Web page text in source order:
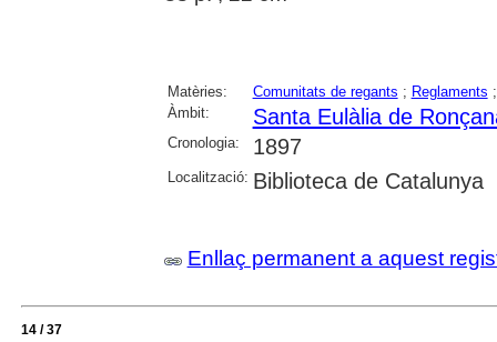
Matèries: Comunitats de regants ; Reglaments
Àmbit:
Santa Eulàlia de
Cronologia: 1897
Localització: Biblioteca de Catalunya
Enllaç permanent a aquest
14 / 37